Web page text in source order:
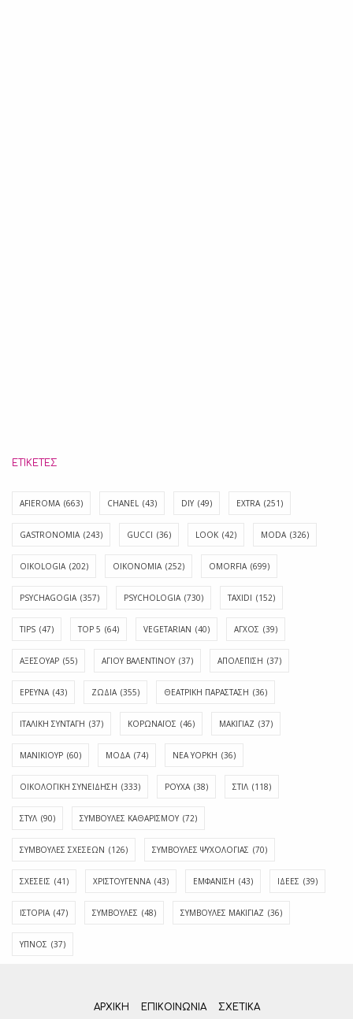
ΕΤΙΚΈΤΕΣ
AFIEROMA (663) CHANEL (43) DIY (49) EXTRA (251)
GASTRONOMIA (243) GUCCI (36) LOOK (42) MODA (326)
OIKOLOGIA (202) OIKONOMIA (252) OMORFIA (699)
PSYCHAGOGIA (357) PSYCHOLOGIA (730) TAXIDI (152)
TIPS (47) TOP 5 (64) VEGETARIAN (40) ΑΓΧΟΣ (39)
ΑΞΕΣΟΥΑΡ (55) ΑΓΊΟΥ ΒΑΛΕΝΤΊΝΟΥ (37) ΑΠΟΛΈΠΙΣΗ (37)
ΕΡΕΥΝΑ (43) ΖΩΔΙΑ (355) ΘΕΑΤΡΙΚΗ ΠΑΡΑΣΤΑΣΗ (36)
ΙΤΑΛΙΚΗ ΣΥΝΤΑΓΗ (37) ΚΟΡΩΝΑΪΟΣ (46) ΜΑΚΙΓΙΑΖ (37)
ΜΑΝΙΚΙΟΥΡ (60) ΜΟΔΑ (74) ΝΕΑ ΥΟΡΚΗ (36)
ΟΙΚΟΛΟΓΙΚΗ ΣΥΝΕΙΔΗΣΗ (333) ΡΟΥΧΑ (38) ΣΤΙΛ (118)
ΣΤΥΛ (90) ΣΥΜΒΟΥΛΕΣ ΚΑΘΑΡΙΣΜΟΥ (72)
ΣΥΜΒΟΥΛΕΣ ΣΧΕΣΕΩΝ (126) ΣΥΜΒΟΥΛΕΣ ΨΥΧΟΛΟΓΙΑΣ (70)
ΣΧΕΣΕΙΣ (41) ΧΡΙΣΤΟΥΓΕΝΝΑ (43) ΕΜΦΆΝΙΣΗ (43) ΙΔΈΕΣ (39)
ΙΣΤΟΡΊΑ (47) ΣΥΜΒΟΥΛΈΣ (48) ΣΥΜΒΟΥΛΈΣ ΜΑΚΙΓΙΆΖ (36)
ΎΠΝΟΣ (37)
ΑΡΧΙΚΗ ΕΠΙΚΟΙΝΩΝΊΑ ΣΧΕΤΙΚΆ